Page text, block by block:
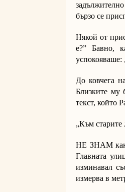
бързо се
Някой от
е?” Бавно,
успокояваше:
До ковчега
Близките му
текст, който
„Към старите
НЕ ЗНАМ
Главната
изминавал
измерва в